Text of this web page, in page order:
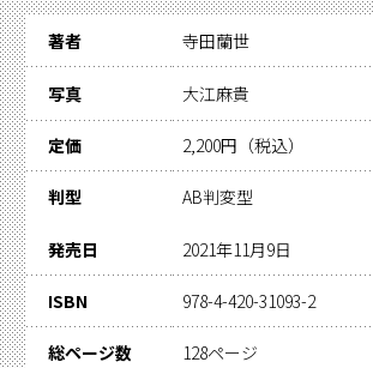
集まる彼女が自らコーディネート
の私服と衣装も必見。自 他共に認
を思う存分に発揮しています。ペ
終わる頃には あなたを大切に想う
ロイン”と旅をした思い出が増えて
れ ません。
【見どころポイント】
●セルフプロデュースによる衣装に
る！
●ロケ地めぐりができちゃう旅の思い
著者 寺田蘭世
写真 大江麻貴
定価 2,200円（税込）
判型 AB判変型
発売日 2021年11月9日
ISBN 978-4-420-31093-2
総ページ数 128ページ